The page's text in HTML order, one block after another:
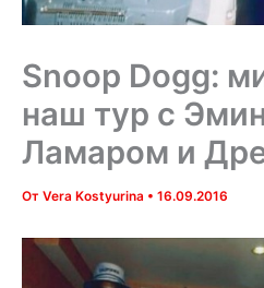
Snoop Dogg:
наш тур с
Ламаром и
От Vera Kostyurina • 16.09.2016